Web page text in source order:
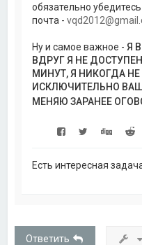
обязательно
почта -
Ну и самое важное - Я
ВДРУГ Я НЕ
МИНУТ, Я НИКОГДА
ИСКЛЮЧИТЕЛЬНО
МЕНЯЮ ЗАРАНЕЕ
Есть интересная
Ответить